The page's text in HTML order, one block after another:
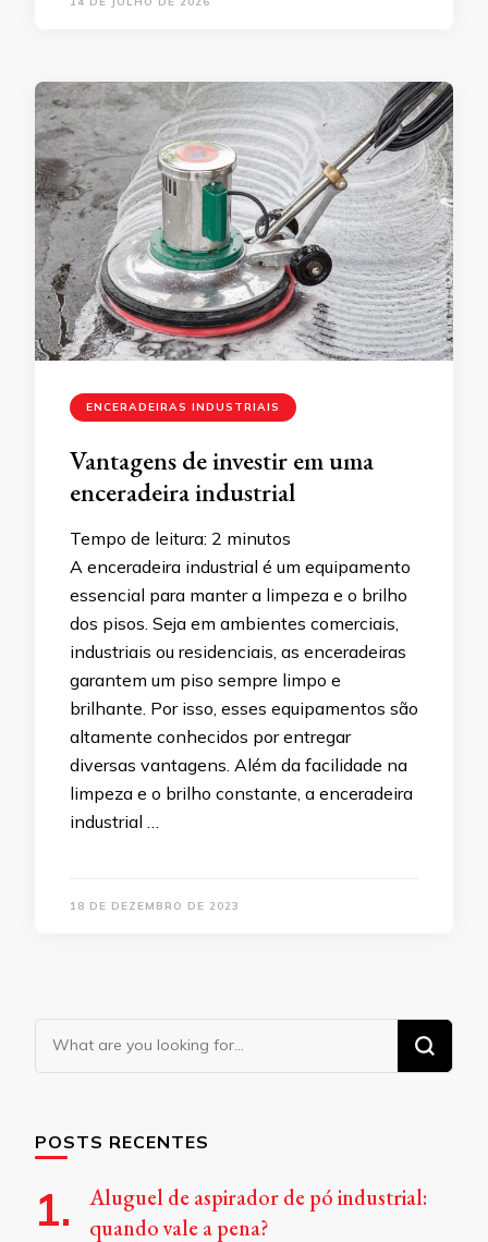
ENCERADEIRAS INDUSTRIAIS
Vantagens de investir em uma
enceradeira industrial
Tempo de leitura: 2 minutos
A enceradeira industrial é um equipamento
essencial para manter a limpeza e o brilho
dos pisos. Seja em ambientes comerciais,
industriais ou residenciais, as enceradeiras
garantem um piso sempre limpo e
brilhante. Por isso, esses equipamentos são
altamente conhecidos por entregar
diversas vantagens. Além da facilidade na
limpeza e o brilho constante, a enceradeira
industrial …
18 DE DEZEMBRO DE 2023
Looking
for
POSTS RECENTES
Aluguel de aspirador de pó industrial:
quando vale a pena?